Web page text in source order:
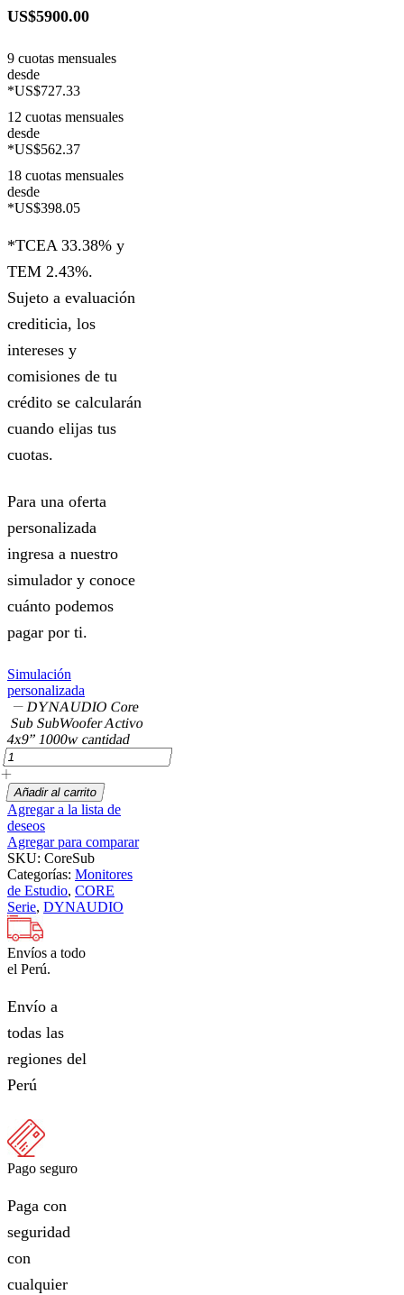
US$5900.00
9 cuotas mensuales
desde
*US$727.33
12 cuotas mensuales
desde
*US$562.37
18 cuotas mensuales
desde
*US$398.05
*TCEA 33.38% y
TEM 2.43%.
Sujeto a evaluación
crediticia, los
intereses y
comisiones de tu
crédito se calcularán
cuando elijas tus
cuotas.
Para una oferta
personalizada
ingresa a nuestro
simulador y conoce
cuánto podemos
pagar por ti.
Simulación
personalizada
DYNAUDIO Core
Sub SubWoofer Activo
4x9” 1000w cantidad
Añadir al carrito
Agregar a la lista de
deseos
Agregar para comparar
SKU: CoreSub
Categorías: Monitores
de Estudio, CORE
Serie, DYNAUDIO
Envíos a todo
el Perú.
Envío a
todas las
regiones del
Perú
Pago seguro
Paga con
seguridad
con
cualquier